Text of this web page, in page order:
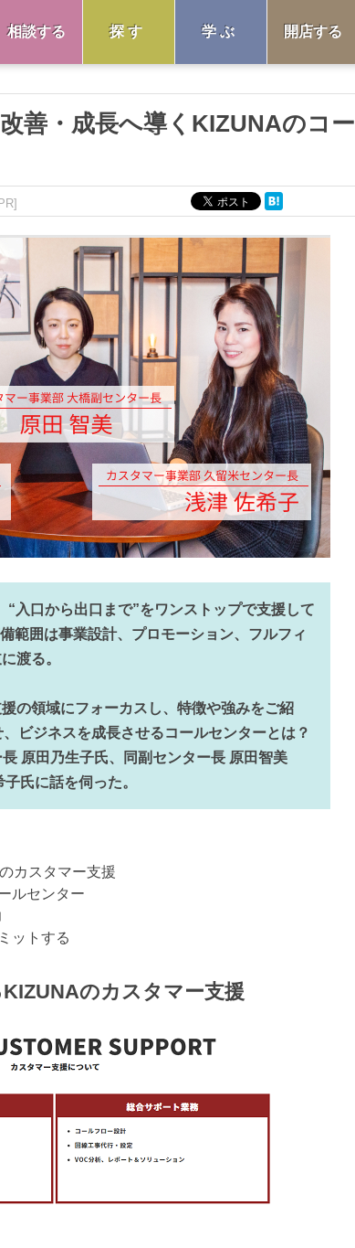
相談する 探す 学ぶ 開店する
善・成長へ導くKIZUNAのコー
“入口から出口まで”をワンストップで支援して
範囲は事業設計、プロモーション、フルフィ
渡る。
の領域にフォーカスし、特徴や強みをご紹
ビジネスを成長させるコールセンターとは？
原田乃生子氏、同副センター長 原田智美
氏に話を伺った。
カスタマー支援
ルセンター
ットする
のカスタマー支援